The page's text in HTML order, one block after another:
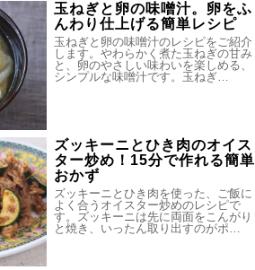
玉ねぎと卵の味噌汁。卵をふ
んわり仕上げる簡単レシピ
玉ねぎと卵の味噌汁のレシピをご紹介
します。やわらかく煮た玉ねぎの甘み
と、卵のやさしい味わいを楽しめる、
シンプルな味噌汁です。玉ねぎ…
ズッキーニとひき肉のオイス
ター炒め！15分で作れる簡単
おかず
ズッキーニとひき肉を使った、ご飯に
よく合うオイスター炒めのレシピで
す。ズッキーニは先に両面をこんがり
と焼き、いったん取り出すのがポ…